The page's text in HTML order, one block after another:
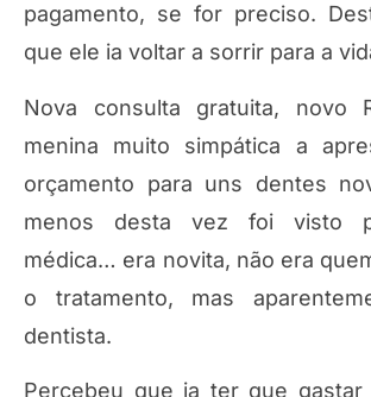
pagamento, se for preciso.
que ele ia voltar a sorrir para a
Nova consulta gratuita, novo
menina muito simpática a
orçamento para uns dentes
menos desta vez foi visto
médica… era novita, não era
o tratamento, mas
dentista.
Percebeu que ia ter que gastar